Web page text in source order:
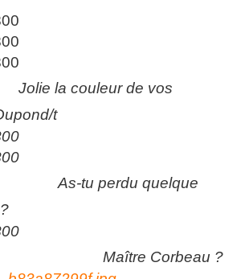
Jolie la couleur de vos
t
quelque
Corbeau ?